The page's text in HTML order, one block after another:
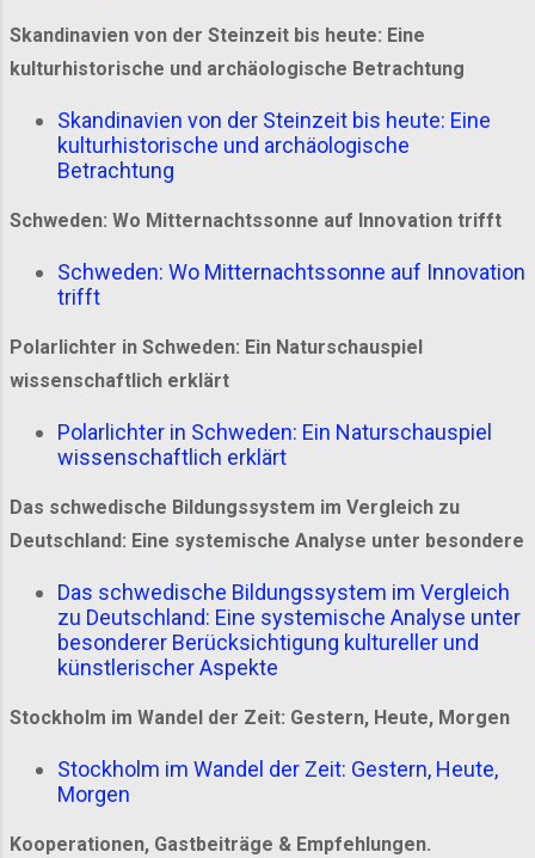
Skandinavien von der Steinzeit bis heute: Eine
kulturhistorische und archäologische Betrachtung
Skandinavien von der Steinzeit bis heute: Eine
kulturhistorische und archäologische
Betrachtung
Schweden: Wo Mitternachtssonne auf Innovation trifft
Schweden: Wo Mitternachtssonne auf Innovation
trifft
Polarlichter in Schweden: Ein Naturschauspiel
wissenschaftlich erklärt
Polarlichter in Schweden: Ein Naturschauspiel
wissenschaftlich erklärt
Das schwedische Bildungssystem im Vergleich zu
Deutschland: Eine systemische Analyse unter besondere
Das schwedische Bildungssystem im Vergleich
zu Deutschland: Eine systemische Analyse unter
besonderer Berücksichtigung kultureller und
künstlerischer Aspekte
Stockholm im Wandel der Zeit: Gestern, Heute, Morgen
Stockholm im Wandel der Zeit: Gestern, Heute,
Morgen
Kooperationen, Gastbeiträge & Empfehlungen.